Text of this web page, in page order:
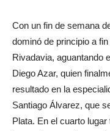
Con un fin de semana
dominó de principio a
Rivadavia, aguantando
Diego Azar, quien
resultado en la
Santiago Álvarez, que
Plata. En el cuarto